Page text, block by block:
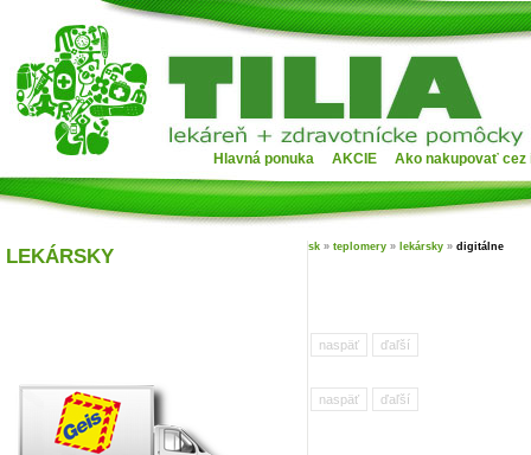
Hlavná ponuka AKCIE Ako nakupovať cez
sk » teplomery » lekársky » digitálne
naspäť ďaľší
naspäť ďaľší
LEKÁRSKY